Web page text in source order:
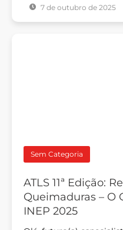
7 de outubro de 2025
Sem Categoria
ATLS 11ª Edição:
Queimaduras – O
INEP 2025